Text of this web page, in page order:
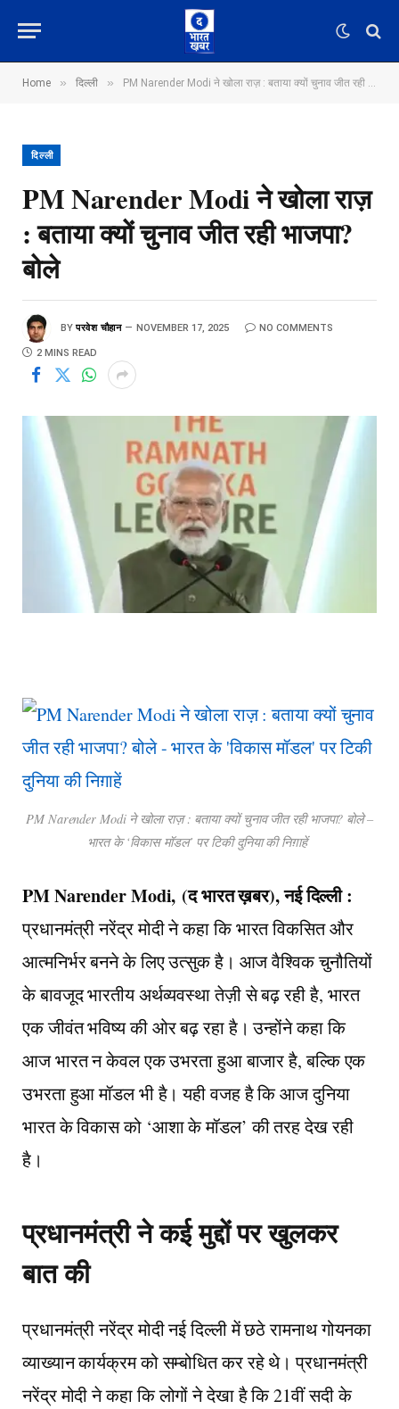
Home » दिल्ली » PM Narender Modi ने खोला राज़ : बताया क्यों चुनाव जीत रही भाजपा? बोले
दिल्ली
PM Narender Modi ने खोला राज़
: बताया क्यों चुनाव जीत रही भाजपा?
बोले
BY परवेश चौहान NOVEMBER 17, 2025 NO COMMENTS
2 MINS READ
PM Narender Modi ने खोला राज़ : बताया क्यों चुनाव जीत रही भाजपा? बोले –
भारत के ‘विकास मॉडल’ पर टिकी दुनिया की निग़ाहें
PM Narender Modi, (द भारत ख़बर), नई दिल्ली :
प्रधानमंत्री नरेंद्र मोदी ने कहा कि भारत विकसित और
आत्मनिर्भर बनने के लिए उत्सुक है। आज वैश्विक चुनौतियों
के बावजूद भारतीय अर्थव्यवस्था तेज़ी से बढ़ रही है, भारत
एक जीवंत भविष्य की ओर बढ़ रहा है। उन्होंने कहा कि
आज भारत न केवल एक उभरता हुआ बाजार है, बल्कि एक
उभरता हुआ मॉडल भी है। यही वजह है कि आज दुनिया
भारत के विकास को ‘आशा के मॉडल’ की तरह देख रही
है।
प्रधानमंत्री ने कई मुद्दों पर खुलकर
बात की
प्रधानमंत्री नरेंद्र मोदी नई दिल्ली में छठे रामनाथ गोयनका
व्याख्यान कार्यक्रम को सम्बोधित कर रहे थे। प्रधानमंत्री
नरेंद्र मोदी ने कहा कि लोगों ने देखा है कि 21वीं सदी के